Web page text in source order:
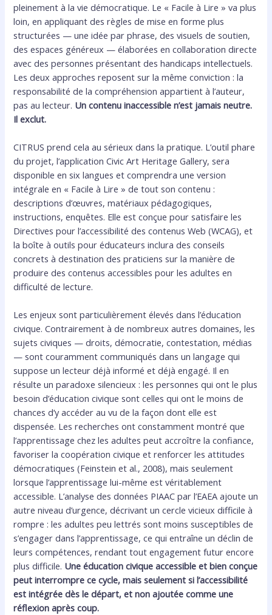
pleinement à la vie démocratique. Le « Facile à Lire » va plus
loin, en appliquant des règles de mise en forme plus
structurées — une idée par phrase, des visuels de soutien,
des espaces généreux — élaborées en collaboration directe
avec des personnes présentant des handicaps intellectuels.
Les deux approches reposent sur la même conviction : la
responsabilité de la compréhension appartient à l’auteur,
pas au lecteur. Un contenu inaccessible n’est jamais neutre.
Il exclut.
CITRUS prend cela au sérieux dans la pratique. L’outil phare
du projet, l’application Civic Art Heritage Gallery, sera
disponible en six langues et comprendra une version
intégrale en « Facile à Lire » de tout son contenu :
descriptions d’œuvres, matériaux pédagogiques,
instructions, enquêtes. Elle est conçue pour satisfaire les
Directives pour l’accessibilité des contenus Web (WCAG), et
la boîte à outils pour éducateurs inclura des conseils
concrets à destination des praticiens sur la manière de
produire des contenus accessibles pour les adultes en
difficulté de lecture.
Les enjeux sont particulièrement élevés dans l’éducation
civique. Contrairement à de nombreux autres domaines, les
sujets civiques — droits, démocratie, contestation, médias
— sont couramment communiqués dans un langage qui
suppose un lecteur déjà informé et déjà engagé. Il en
résulte un paradoxe silencieux : les personnes qui ont le plus
besoin d’éducation civique sont celles qui ont le moins de
chances d’y accéder au vu de la façon dont elle est
dispensée. Les recherches ont constamment montré que
l’apprentissage chez les adultes peut accroître la confiance,
favoriser la coopération civique et renforcer les attitudes
démocratiques (Feinstein et al., 2008), mais seulement
lorsque l’apprentissage lui-même est véritablement
accessible. L’analyse des données PIAAC par l’EAEA ajoute un
autre niveau d’urgence, décrivant un cercle vicieux difficile à
rompre : les adultes peu lettrés sont moins susceptibles de
s’engager dans l’apprentissage, ce qui entraîne un déclin de
leurs compétences, rendant tout engagement futur encore
plus difficile. Une éducation civique accessible et bien conçue
peut interrompre ce cycle, mais seulement si l’accessibilité
est intégrée dès le départ, et non ajoutée comme une
réflexion après coup.